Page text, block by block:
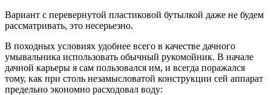
Вариант с перевернутой пластиковой бутылкой даже не будем
рассматривать, это несерьезно.
В походных условиях удобнее всего в качестве дачного
умывальника использовать обычный рукомойник. В начале
дачной карьеры я сам пользовался им, и всегда поражался
тому, как при столь незамысловатой конструкции сей аппарат
предельно экономно расходовал воду: